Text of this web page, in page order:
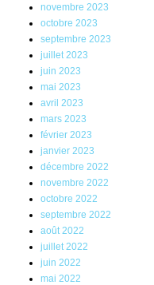
novembre 2023
octobre 2023
septembre 2023
juillet 2023
juin 2023
mai 2023
avril 2023
mars 2023
février 2023
janvier 2023
décembre 2022
novembre 2022
octobre 2022
septembre 2022
août 2022
juillet 2022
juin 2022
mai 2022